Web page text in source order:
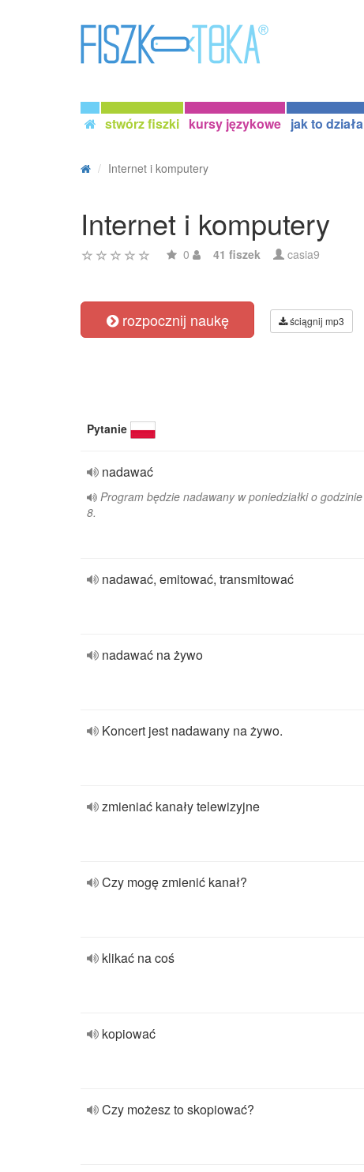
stwórz fiszki kursy językowe jak to działa
Internet i komputery
Internet i komputery
0 41 fiszek casia9
rozpocznij naukę ściągnij mp3
Pytanie
nadawać
Program będzie nadawany w poniedziałki o godzinie
8.
nadawać, emitować, transmitować
nadawać na żywo
Koncert jest nadawany na żywo.
zmieniać kanały telewizyjne
Czy mogę zmienić kanał?
klikać na coś
kopiować
Czy możesz to skopiować?